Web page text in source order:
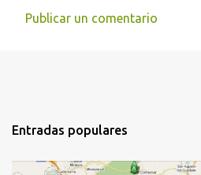
Publicar un comentario
Entradas populares